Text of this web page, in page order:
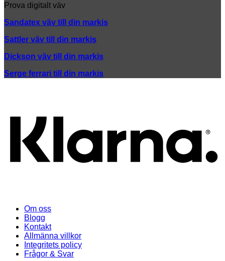
Prova digitalt väv
Sandatex väv till din markis
Sattler väv till din markis
Dickson väv till din markis
Serge ferrari till din markis
Om oss
Blogg
Kontakt
Allmänna villkor
Integritets policy
Frågor & Svar